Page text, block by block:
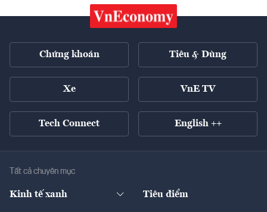
Chứng khoán Tiêu & Dùng
Xe VnE TV
Tech Connect English ++
Tất cả chuyên mục
Kinh tế xanh Tiêu điểm